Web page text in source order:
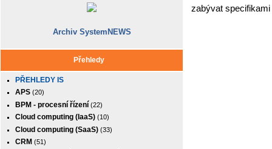
Archiv SystemNEWS
Přehledy
PŘEHLEDY IS
APS (20)
BPM - procesní řízení (22)
Cloud computing (IaaS) (10)
Cloud computing (SaaS) (33)
CRM (51)
zabývat